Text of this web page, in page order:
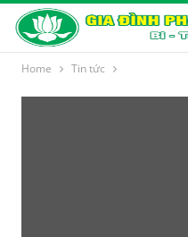
Home Tin tức